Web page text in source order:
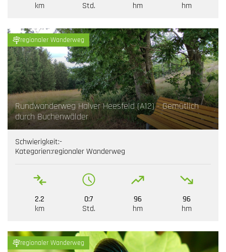
km
Std.
hm
hm
regionaler Wanderweg
Rundwanderweg Halver Heesfeld (A12) - Gemütlich
durch Buchenwälder
Schwierigkeit:-
Kategorien:regionaler Wanderweg
2.2
km
0:7
Std.
96
hm
96
hm
regionaler Wanderweg